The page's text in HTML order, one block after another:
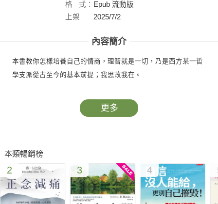
格
式： Epub 流動版
上架
2025/7/2
內容簡介
本書教你怎樣培養自己的情商，理智就是一切，乃是西方某一哲
學支派從古至今的基本前提；我思故我在。
更多
本類暢銷榜
2 3 4